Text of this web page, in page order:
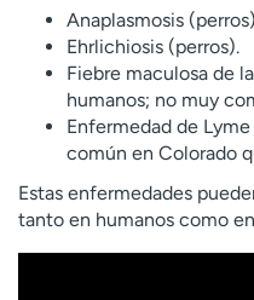
Anaplasmosis
Ehrlichiosis (perros).
Fiebre maculosa de
humanos; no muy
Enfermedad de
común en Colorado
Estas enfermedades
tanto en humanos como